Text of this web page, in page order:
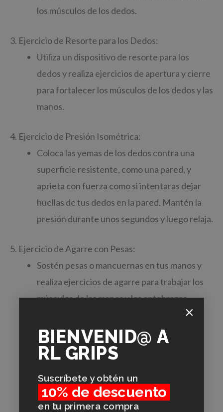
los músculos de los dedos.
3. Ejercicio de Resorte para los Dedos:
Utiliza un dispositivo de resorte para los
dedos y realiza ejercicios de apertura y cierre
para fortalecer los músculos de los dedos y las
manos.
4. Ejercicio de Presión Isométrica:
Coloca las yemas de los dedos contra una
superficie resistente, como una pared, y
aprieta con fuerza como si intentaras dejar
huellas de tus dedos en la pared. Mantén la
presión durante unos segundos y luego relaja.
5. Ejercicio de Agarre con Pesas:
Sostén pesas o mancuernas en tus manos y
realiza ejercicios de agarre para trabajar los
músculos de las manos y los antebrazos.
BIENVENID@ A
RL GRIPS
Suscríbete y obtén un
10% de descuento
en tu primera compra